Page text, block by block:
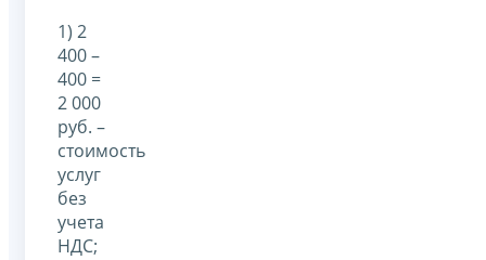
1) 2
400 –
400 =
2 000
руб. –
стоимость
услуг
без
учета
НДС;